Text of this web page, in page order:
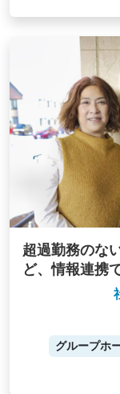
超過勤務のな
ど、情報連携
グループホ